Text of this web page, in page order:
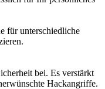
für unterschiedliche
bei. Es verstärkt
Hackangriffe.